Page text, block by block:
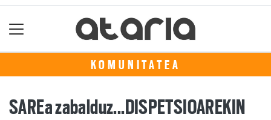
KOMUNITATEA
SAREa zabalduz...DISPETSIOAREKIN